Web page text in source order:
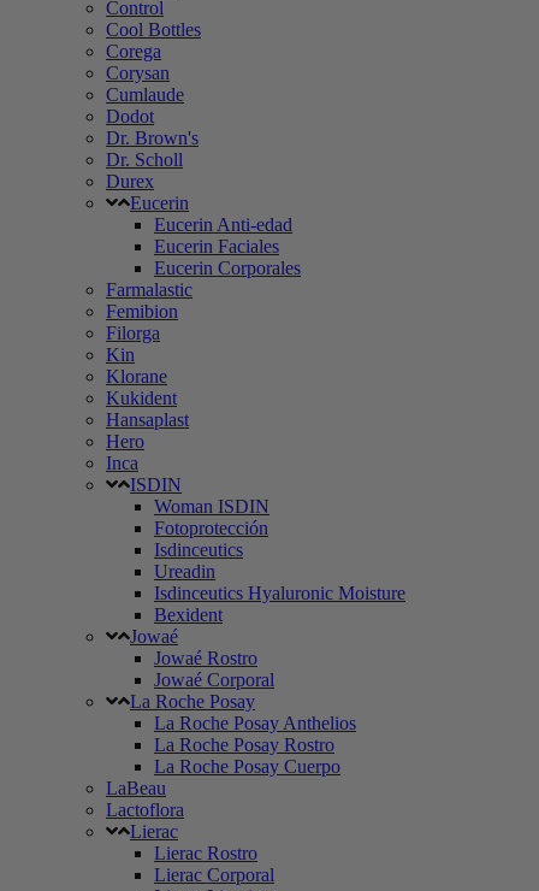
Control
Cool Bottles
Corega
Corysan
Cumlaude
Dodot
Dr. Brown's
Dr. Scholl
Durex
Eucerin
Eucerin Anti-edad
Eucerin Faciales
Eucerin Corporales
Farmalastic
Femibion
Filorga
Kin
Klorane
Kukident
Hansaplast
Hero
Inca
ISDIN
Woman ISDIN
Fotoprotección
Isdinceutics
Ureadin
Isdinceutics Hyaluronic Moisture
Bexident
Jowaé
Jowaé Rostro
Jowaé Corporal
La Roche Posay
La Roche Posay Anthelios
La Roche Posay Rostro
La Roche Posay Cuerpo
LaBeau
Lactoflora
Lierac
Lierac Rostro
Lierac Corporal